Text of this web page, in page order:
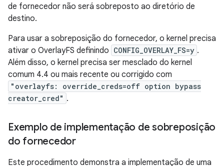
de fornecedor não será sobreposto ao diretório de
destino.
Para usar a sobreposição do fornecedor, o kernel precisa
ativar o OverlayFS definindo CONFIG_OVERLAY_FS=y .
Além disso, o kernel precisa ser mesclado do kernel
comum 4.4 ou mais recente ou corrigido com
"overlayfs: override_creds=off option bypass
creator_cred" .
Exemplo de implementação de sobreposição
do fornecedor
Este procedimento demonstra a implementação de uma